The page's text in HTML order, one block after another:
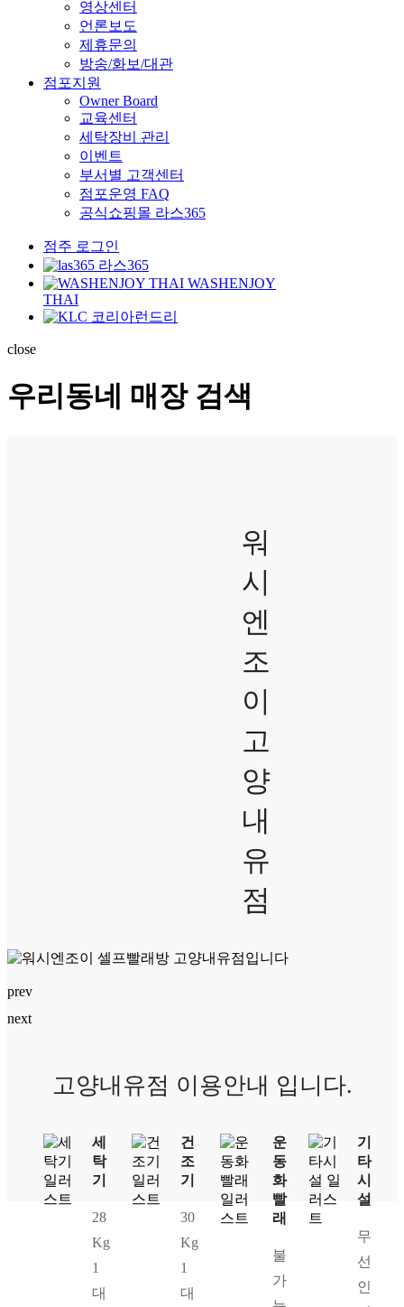
영상센터
언론보도
제휴문의
방송/화보/대관
점포지원
Owner Board
교육센터
세탁장비 관리
이벤트
부서별 고객센터
점포운영 FAQ
공식쇼핑몰 라스365
점주 로그인
라스365
WASHENJOY
THAI
코리아런드리
close
우리동네 매장 검색
워
시
엔
조
이
고
양
내
유
점
prev
next
고양내유점 이용안내 입니다.
세
탁
기
28
Kg
1
대
건
조
기
30
Kg
1
대
운
동
화
빨
래
불
가
기
타
시
설
무
선
인